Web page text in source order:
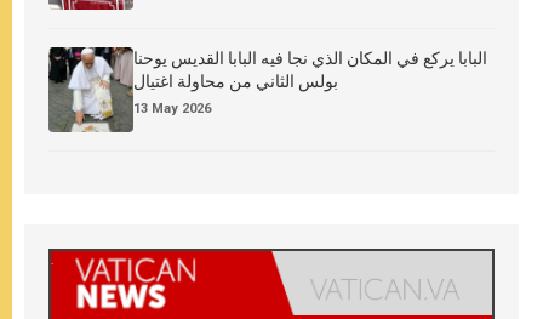
البابا يركع في المكان الذي نجا فيه البابا القديس يوحنا
بولس الثاني من محاولة اغتيال
13 May 2026